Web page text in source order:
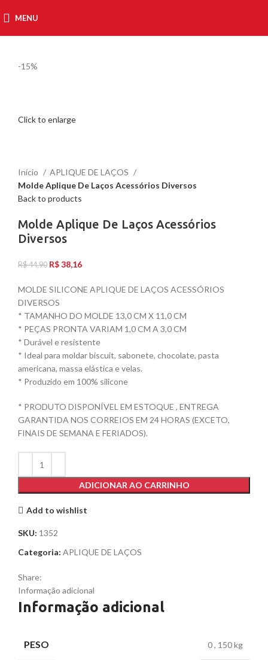
MENU
-15%
Click to enlarge
Início
APLIQUE DE LAÇOS
Molde Aplique De Laços Acessórios Diversos
Back to products
Molde Aplique De Laços Acessórios
Diversos
R$44,90 R$38,16
MOLDE SILICONE APLIQUE DE LAÇOS ACESSÓRIOS
DIVERSOS
* TAMANHO DO MOLDE 13,0 CM X 11,0 CM
* PEÇAS PRONTA VARIAM 1,0 CM A 3,0 CM
* Durável e resistente
* Ideal para moldar biscuit, sabonete, chocolate, pasta
americana, massa elástica e velas.
* Produzido em 100% silicone
* PRODUTO DISPONÍVEL EM ESTOQUE , ENTREGA
GARANTIDA NOS CORREIOS EM 24 HORAS (EXCETO,
FINAIS DE SEMANA E FERIADOS).
ADICIONAR AO CARRINHO
Add to wishlist
SKU: 1352
Categoria: APLIQUE DE LAÇOS
Share:
Informação adicional
Informação adicional
PESO 0, 150 kg